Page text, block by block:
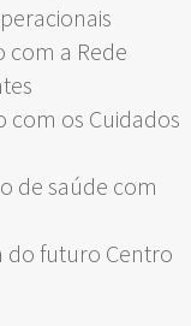
com a Rede
com os Cuidados
de saúde com
do futuro Centro